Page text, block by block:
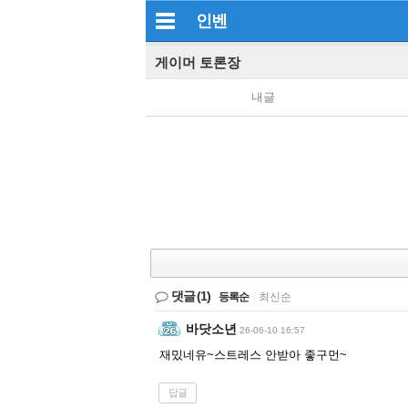
인벤
게이머 토론장
내글
댓글(1) 등록순 최신순
바닷소년 26-06-10 16:57
재밌네유~스트레스 안받아 좋구먼~
답글